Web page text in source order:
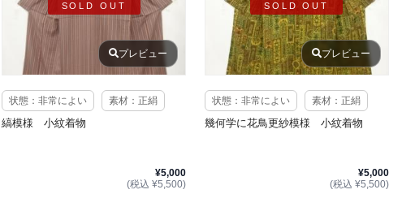
SOLD OUT
プレビュー
状態：非常によい 素材：正絹
縞模様 小紋着物
¥5,000
(税込 ¥5,500)
SOLD OUT
プレビュー
状態：非常によい 素材：正絹
幾何学に花鳥更紗模様 小紋着物
¥5,000
(税込 ¥5,500)